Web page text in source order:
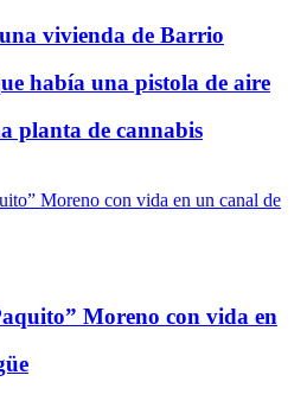
vivienda de Barrio
había una pistola de aire
planta de cannabis
Moreno con vida en